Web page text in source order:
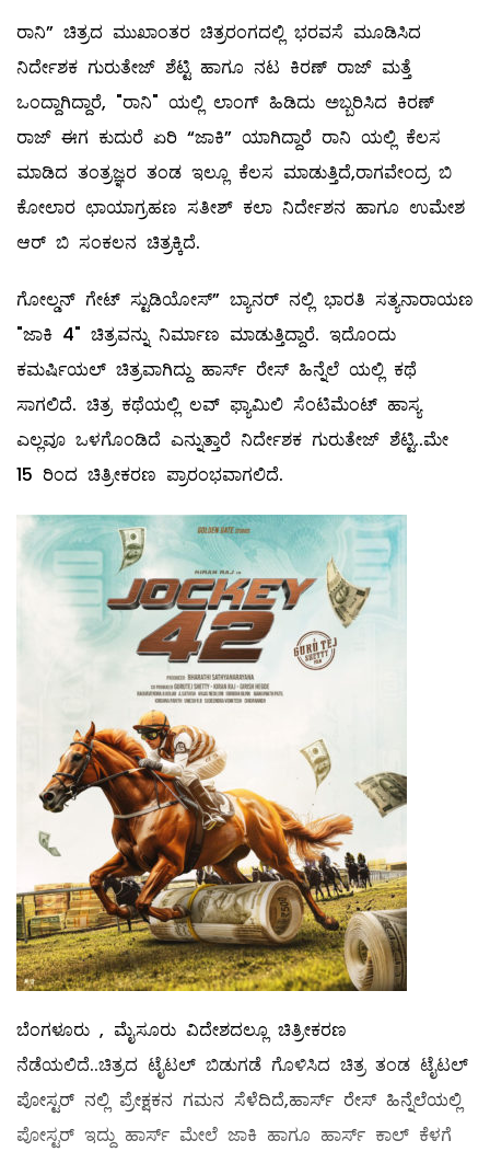
ರಾನಿ” ಚಿತ್ರದ ಮುಖಾಂತರ ಚಿತ್ರರಂಗದಲ್ಲಿ ಭರವಸೆ ಮೂಡಿಸಿದ
ನಿರ್ದೇಶಕ ಗುರುತೇಜ್ ಶೆಟ್ಟಿ ಹಾಗೂ ನಟ ಕಿರಣ್ ರಾಜ್ ಮತ್ತೆ
ಒಂದ್ದಾಗಿದ್ದಾರೆ, "ರಾನಿ" ಯಲ್ಲಿ ಲಾಂಗ್ ಹಿಡಿದು ಅಬ್ಬರಿಸಿದ ಕಿರಣ್
ರಾಜ್ ಈಗ ಕುದುರೆ ಏರಿ “ಜಾಕಿ” ಯಾಗಿದ್ದಾರೆ ರಾನಿ ಯಲ್ಲಿ ಕೆಲಸ
ಮಾಡಿದ ತಂತ್ರಜ್ಞರ ತಂಡ ಇಲ್ಲೂ ಕೆಲಸ ಮಾಡುತ್ತಿದೆ,ರಾಗವೇಂದ್ರ ಬಿ
ಕೋಲಾರ ಛಾಯಾಗ್ರಹಣ ಸತೀಶ್ ಕಲಾ ನಿರ್ದೇಶನ ಹಾಗೂ ಉಮೇಶ
ಆರ್ ಬಿ ಸಂಕಲನ ಚಿತ್ರಕ್ಕಿದೆ.
ಗೋಲ್ಡನ್ ಗೇಟ್ ಸ್ಟುಡಿಯೋಸ್” ಬ್ಯಾನರ್ ನಲ್ಲಿ ಭಾರತಿ ಸತ್ಯನಾರಾಯಣ‌
"ಜಾಕಿ 4" ಚಿತ್ರವನ್ನು ನಿರ್ಮಾಣ ಮಾಡುತ್ತಿದ್ದಾರೆ. ಇದೊಂದು
ಕಮರ್ಷಿಯಲ್ ಚಿತ್ರವಾಗಿದ್ದು ಹಾರ್ಸ್ ರೇಸ್ ಹಿನ್ನೆಲೆ ಯಲ್ಲಿ ಕಥೆ
ಸಾಗಲಿದೆ. ಚಿತ್ರ ಕಥೆಯಲ್ಲಿ ಲವ್ ಫ್ಯಾಮಿಲಿ ಸೆಂಟಿಮೆಂಟ್ ಹಾಸ್ಯ
ಎಲ್ಲವೂ ಒಳಗೊಂಡಿದೆ ಎನ್ನುತ್ತಾರೆ ನಿರ್ದೇಶಕ ಗುರುತೇಜ್ ಶೆಟ್ಟಿ..ಮೇ
15 ರಿಂದ ಚಿತ್ರೀಕರಣ ಪ್ರಾರಂಭವಾಗಲಿದೆ.
ಬೆಂಗಳೂರು , ಮೈಸೂರು ವಿದೇಶದಲ್ಲೂ ಚಿತ್ರೀಕರಣ
ನೆಡೆಯಲಿದೆ..ಚಿತ್ರದ ಟೈಟಲ್ ಬಿಡುಗಡೆ ಗೊಳಿಸಿದ ಚಿತ್ರ ತಂಡ ಟೈಟಲ್
ಪೋಸ್ಟರ್ ನಲ್ಲಿ ಪ್ರೇಕ್ಷಕನ ಗಮನ ಸೆಳೆದಿದೆ,ಹಾರ್ಸ್ ರೇಸ್ ಹಿನ್ನೆಲೆಯಲ್ಲಿ
ಪೋಸ್ಟರ್ ಇದ್ದು ಹಾರ್ಸ್ ಮೇಲೆ ಜಾಕಿ ಹಾಗೂ ಹಾರ್ಸ್ ಕಾಲ್ ಕೆಳಗೆ